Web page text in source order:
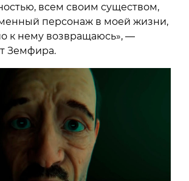
всем своим существом,
персонаж в моей жизни,
к нему возвращаюсь», —
Земфира.